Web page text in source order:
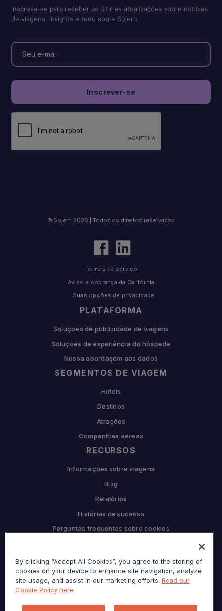
Inscreva-se para receber as últimas atualizações sobre notícias
de viagens, insights e tudo sobre Sojern.
PLATAFORMA
Soluções de publicidade de viagens
Soluções de experiência do hóspede
Nossa abordagem aos dados
SEGMENTOS DE VIAGEM
Hotéis
Destinos
Atrações
Companhias aéreas
RECURSOS
Informações sobre viagens
Blog
Relatórios
Histórias de sucesso
Perguntas frequentes sobre cookies
Por que Sojern
Prensa
© Sojern 2026 | Todos os direitos reservados
Termos de serviço
Aviso e cobrança da Califórnia
Suas opções de privacidade
By clicking “Accept All Cookies”, you agree to the storing of
cookies on your device to enhance site navigation, analyze
site usage, and assist in our marketing efforts. Read our
Cookie Policy here